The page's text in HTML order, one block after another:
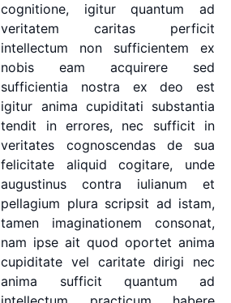
cognitione,
igitur quantum
ad
veritatem
caritas
perficit
intellectum
non sufficientem
ex
nobis
eam acquirere
sed
sufficientia
nostra ex deo
est
igitur anima cupiditati substantia
tendit
in errores, nec sufficit
in
veritates
cognoscendas de
sua
felicitate
aliquid cogitare,
unde
augustinus
contra iulianum
et
pellagium plura scripsit ad istam,
tamen
imaginationem
consonat,
nam ipse ait quod oportet anima
cupiditate vel caritate dirigi
nec
anima
sufficit quantum
ad